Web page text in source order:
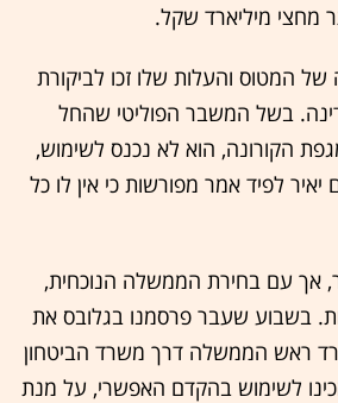
מחצי מיליארד שקל.
של המטוס והעלות שלו זכו לביקורת
בשל המשבר הפוליטי שהחל
מגפת הקורונה, הוא לא נכנס לשימוש,
לפיד אמר מפורשות כי אין לו כל
אך עם בחירת הממשלה הנוכחית,
בשבוע שעבר פרסמנו בגלובס את
ראש הממשלה דרך משרד הביטחון
לשימוש בהקדם האפשרי, על מנת